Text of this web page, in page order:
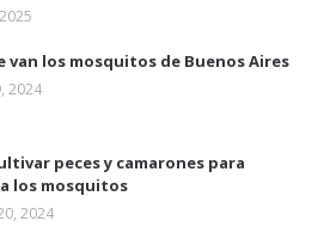
van los mosquitos de Buenos Aires
2024
peces y camarones para
los mosquitos
2024